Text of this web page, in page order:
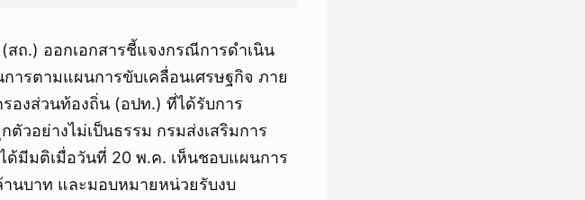
สถ.) ออกเอกสารชี้แจงกรณีการดำเนิน
ารตามแผนการขับเคลื่อนเศรษฐกิจ ภาย
องส่วนท้องถิ่น (อปท.) ที่ได้รับการ
วอย่างไม่เป็นธรรม กรมส่งเสริมการ
มีมติเมื่อวันที่ 20 พ.ค. เห็นชอบแผนการ
านบาท และมอบหมายหน่วยรับงบ